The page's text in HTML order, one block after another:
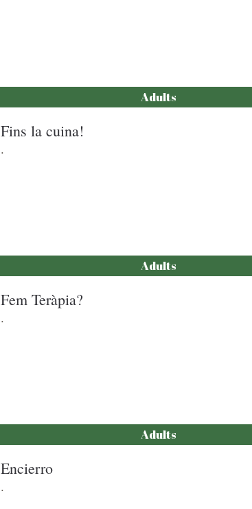
Adults
Fins la cuina!
.
Adults
Fem Teràpia?
.
Adults
Encierro
.